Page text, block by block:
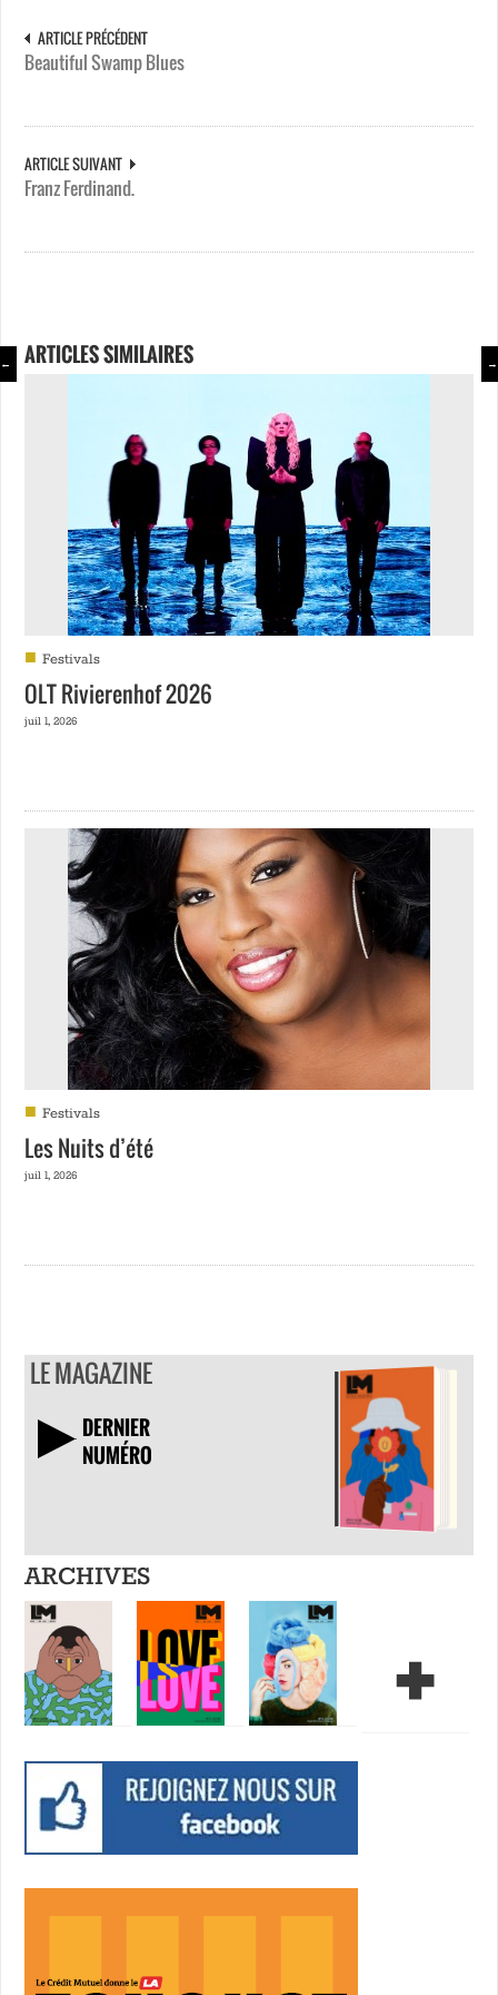
ARTICLE PRÉCÉDENT
Beautiful Swamp Blues
ARTICLE SUIVANT
Franz Ferdinand.
← →
ARTICLES SIMILAIRES
■ Festivals
OLT Rivierenhof 2026
juil 1, 2026
■ Festivals
Les Nuits d’été
juil 1, 2026
LE MAGAZINE
DERNIER
NUMÉRO
TÉLÉCHARGER
ARCHIVES +